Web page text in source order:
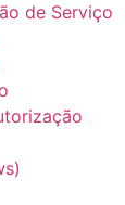
de Serviço